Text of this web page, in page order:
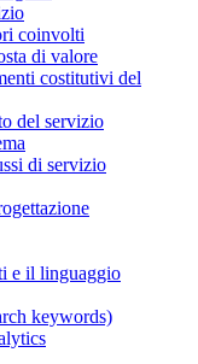
coinvolti
di valore
costitutivi del
del servizio
di servizio
e il linguaggio
keywords)